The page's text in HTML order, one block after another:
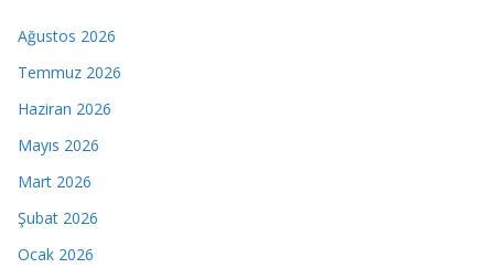
Ağustos 2026
Temmuz 2026
Haziran 2026
Mayıs 2026
Mart 2026
Şubat 2026
Ocak 2026